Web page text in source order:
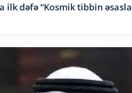
ilk dəfə “Kosmik tibbin